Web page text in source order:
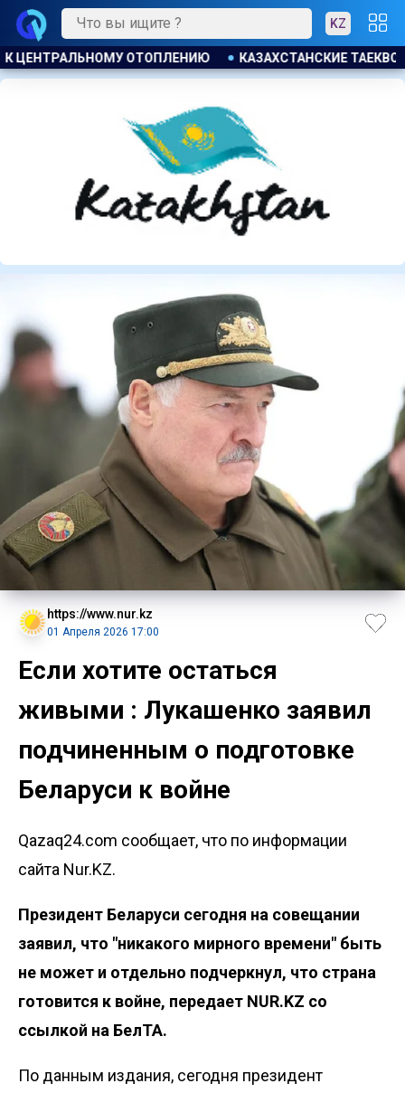
KZ
ТАЕКВОНДИСТЫ ЗАВОЕВАЛИ ЧЕТЫРЕ МЕДАЛИ НА
https://www.nur.kz
01 Апреля 2026 17:00
Если хотите остаться
живыми : Лукашенко заявил
подчиненным о подготовке
Беларуси к войне
Qazaq24.com сообщает, что по информации
сайта Nur.KZ.
Президент Беларуси сегодня на совещании
заявил, что "никакого мирного времени" быть
не может и отдельно подчеркнул, что страна
готовится к войне, передает NUR.KZ со
ссылкой на БелТА.
По данным издания, сегодня президент